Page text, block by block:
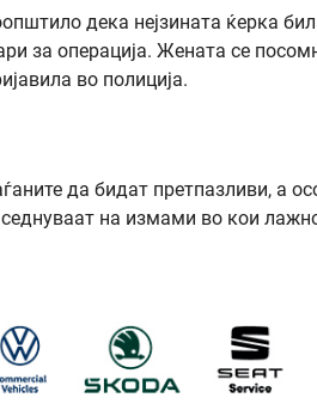
дека нејзината ќерка
за операција. Жената се
во полиција.
да бидат претпазливи, а
на измами во кои